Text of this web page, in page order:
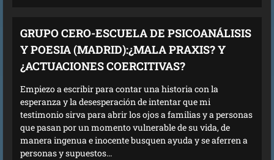
GRUPO CERO-ESCUELA DE PSICOANÁLISIS
Y POESIA (MADRID):¿MALA PRAXIS? Y
¿ACTUACIONES COERCITIVAS?
Empiezo a escribir para contar una historia con la
esperanza y la desesperación de intentar que mi
testimonio sirva para abrir los ojos a familias y a personas
que pasan por un momento vulnerable de su vida, de
manera ingenua e inocente busquen ayuda y se aferren a
personas y supuestos...